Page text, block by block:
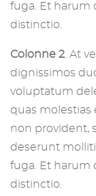
fuga. Et harum
distinctio.
Colonne 2 . At
dignissimos
voluptatum
quas molestias
non provident,
deserunt
fuga. Et harum
distinctio.